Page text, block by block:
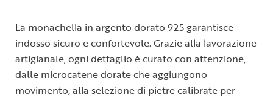
La monachella in argento dorato 925 garantisce
indosso sicuro e confortevole. Grazie alla lavorazione
artigianale, ogni dettaglio è curato con attenzione,
dalle microcatene dorate che aggiungono
movimento, alla selezione di pietre calibrate per